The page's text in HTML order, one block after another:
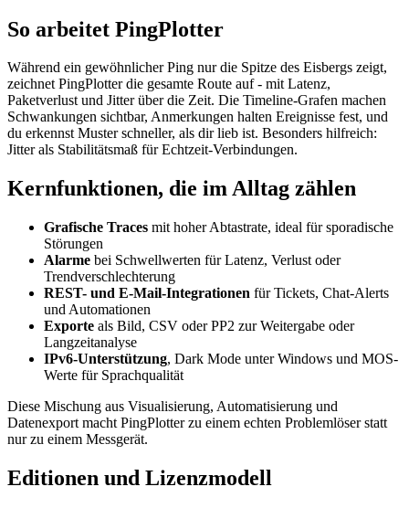
So arbeitet PingPlotter
Während ein gewöhnlicher Ping nur die Spitze des Eisbergs zeigt,
zeichnet PingPlotter die gesamte Route auf - mit Latenz,
Paketverlust und Jitter über die Zeit. Die Timeline-Grafen machen
Schwankungen sichtbar, Anmerkungen halten Ereignisse fest, und
du erkennst Muster schneller, als dir lieb ist. Besonders hilfreich:
Jitter als Stabilitätsmaß für Echtzeit-Verbindungen.
Kernfunktionen, die im Alltag zählen
Grafische Traces mit hoher Abtastrate, ideal für sporadische
Störungen
Alarme bei Schwellwerten für Latenz, Verlust oder
Trendverschlechterung
REST- und E-Mail-Integrationen für Tickets, Chat-Alerts
und Automationen
Exporte als Bild, CSV oder PP2 zur Weitergabe oder
Langzeitanalyse
IPv6-Unterstützung, Dark Mode unter Windows und MOS-
Werte für Sprachqualität
Diese Mischung aus Visualisierung, Automatisierung und
Datenexport macht PingPlotter zu einem echten Problemlöser statt
nur zu einem Messgerät.
Editionen und Lizenzmodell